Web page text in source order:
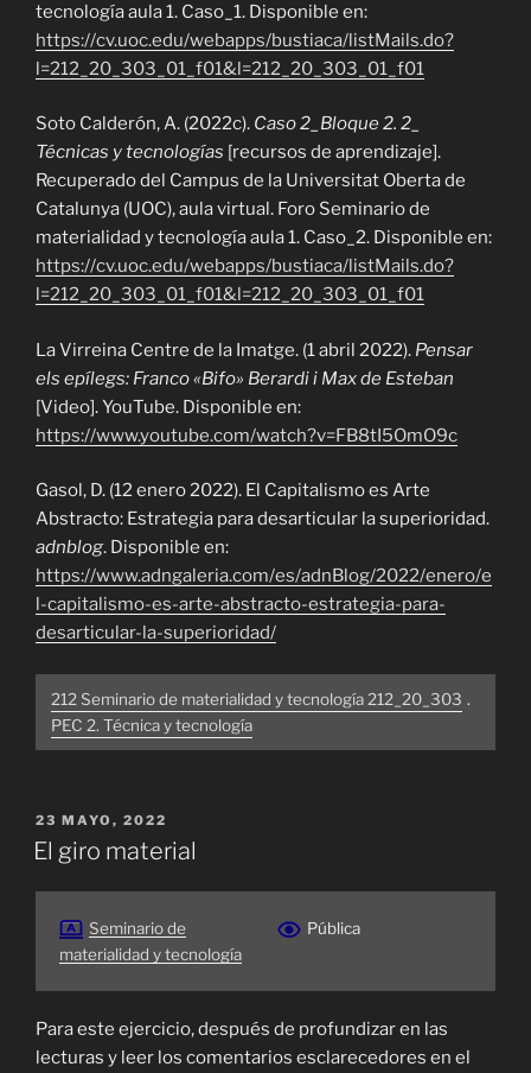
tecnología aula 1. Caso_1. Disponible en:
https://cv.uoc.edu/webapps/bustiaca/listMails.do?
l=212_20_303_01_f01&l=212_20_303_01_f01
Soto Calderón, A. (2022c). Caso 2_Bloque 2. 2_
Técnicas y tecnologías [recursos de aprendizaje].
Recuperado del Campus de la Universitat Oberta de
Catalunya (UOC), aula virtual. Foro Seminario de
materialidad y tecnología aula 1. Caso_2. Disponible en:
https://cv.uoc.edu/webapps/bustiaca/listMails.do?
l=212_20_303_01_f01&l=212_20_303_01_f01
La Virreina Centre de la Imatge. (1 abril 2022). Pensar
els epílegs: Franco «Bifo» Berardi i Max de Esteban
[Video]. YouTube. Disponible en:
https://www.youtube.com/watch?v=FB8tI5OmO9c
Gasol, D. (12 enero 2022). El Capitalismo es Arte
Abstracto: Estrategia para desarticular la superioridad.
adnblog. Disponible en:
https://www.adngaleria.com/es/adnBlog/2022/enero/e
l-capitalismo-es-arte-abstracto-estrategia-para-
desarticular-la-superioridad/
212 Seminario de materialidad y tecnología 212_20_303 .
PEC 2. Técnica y tecnología
PUBLICADO
EL
23 MAYO, 2022
El giro material
Seminario de
materialidad y tecnología
Pública
Para este ejercicio, después de profundizar en las
lecturas y leer los comentarios esclarecedores en el